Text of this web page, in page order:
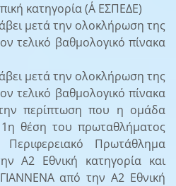
κατηγορία (Α΄ ΕΣΠΕΔΕ)
μετά την ολοκλήρωση της
τελικό βαθμολογικό πίνακα
μετά την ολοκλήρωση της
τελικό βαθμολογικό πίνακα
περίπτωση που η ομάδα
θέση του πρωταθλήματος
Περιφερειακό Πρωτάθλημα
Α2 Εθνική κατηγορία και
από την Α2 Εθνική